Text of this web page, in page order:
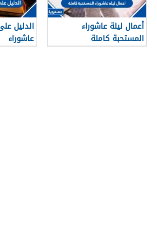
أعمال ليلة عاشوراء
المستحبة كاملة
الدليل
عاشوراء